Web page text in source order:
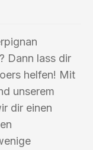
Dann lass dir
helfen! Mit
unserem
dir einen